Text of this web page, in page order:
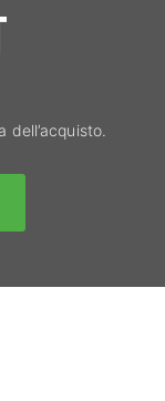
dell’acquisto.